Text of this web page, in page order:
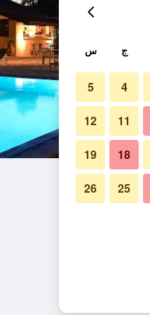
ج س
4
5
11
12
18
19
25
26